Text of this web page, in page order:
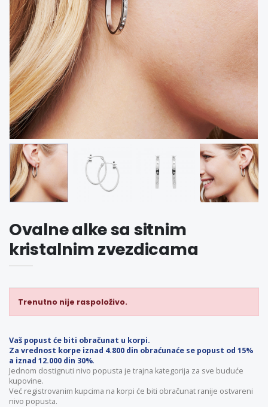
Ovalne alke sa sitnim
kristalnim zvezdicama
Trenutno nije raspoloživo.
Vaš popust će biti obračunat u korpi.
Za vrednost korpe iznad 4.800 din obraćunaće se popust od 15%
a iznad 12.000 din 30%.
Jednom dostignuti nivo popusta je trajna kategorija za sve buduće
kupovine.
Već registrovanim kupcima na korpi će biti obračunat ranije ostvareni
nivo popusta.